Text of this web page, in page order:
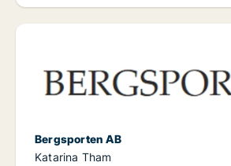
Bergsporten AB
Katarina Tham